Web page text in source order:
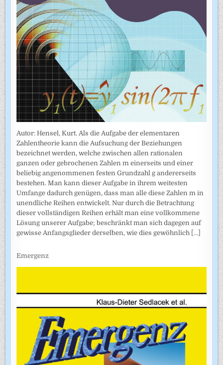
Autor: Hensel, Kurt. Als die Aufgabe der elementaren
Zahlentheorie kann die Aufsuchung der Beziehungen
bezeichnet werden, welche zwischen allen rationalen
ganzen oder gebrochenen Zahlen m einerseits und einer
beliebig angenommenen festen Grundzahl g andererseits
bestehen. Man kann dieser Aufgabe in ihrem weitesten
Umfange dadurch genügen, dass man alle diese Zahlen m in
unendliche Reihen entwickelt. Nur durch die Betrachtung
dieser vollständigen Reihen erhält man eine vollkommene
Lösung unserer Aufgabe; beschränkt man sich dagegen auf
gewisse Anfangsglieder derselben, wie dies gewöhnlich [...]
Emergenz